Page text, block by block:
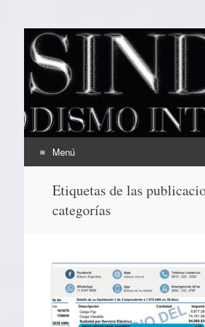
EL SINDICAL
Periodismo Inteligente
Menú
contenido
Etiquetas de las
categorías